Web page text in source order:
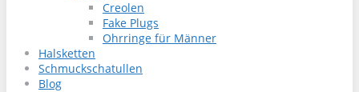
Creolen
Fake Plugs
Ohrringe für Männer
Halsketten
Schmuckschatullen
Blog